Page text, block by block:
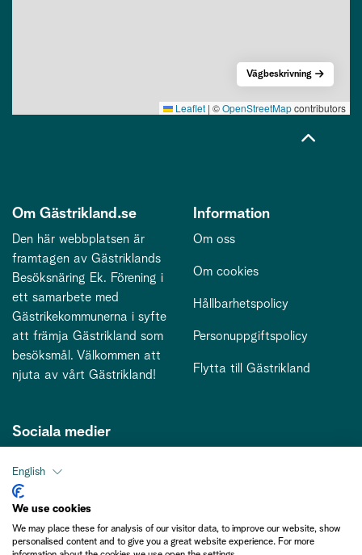
Leaflet | ©OpenStreetMapcontributors
Vägbeskrivning
Om Gästrikland.se
Den här webbplatsen är
framtagen av Gästriklands
Besöksnäring Ek. Förening i
ett samarbete med
Gästrikekommunerna i syfte
att främja Gästrikland som
besöksmål. Välkommen att
njuta av vårt Gästrikland!
Information
Om oss
Om cookies
Hållbarhetspolicy
Personuppgiftspolicy
Flytta till Gästrikland
Sociala medier
Kontakt
kontakt@gastriklandsbesoksnaring.se
English
We use cookies
We may place these for analysis of our visitor data, to improve our website, show
personalised content and to give you a great website experience. For more